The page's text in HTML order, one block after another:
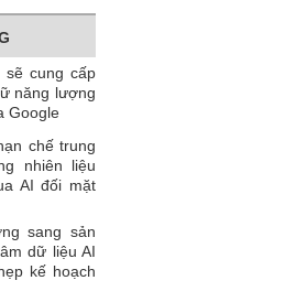
sẽ cung cấp
năng lượng
Google
chế trung
nhiên liệu
AI đối mặt
sang sản
dữ liệu AI
kế hoạch